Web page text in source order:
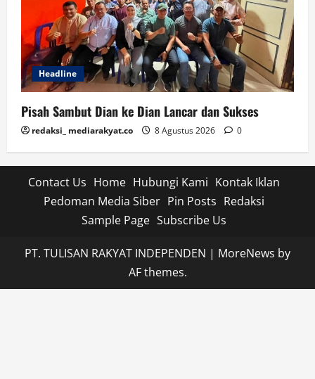
Headline
Pisah Sambut Dian ke Dian Lancar dan Sukses
redaksi_ mediarakyat.co 8 Agustus 2026 0
Contact Us Home Hubungi Kami Kontak Iklan
Pedoman Media Siber Pin Posts Redaksi
Sample Page Subscribe Us
PT. TULISAN RAKYAT INDEPENDEN | MoreNews by
AF themes.